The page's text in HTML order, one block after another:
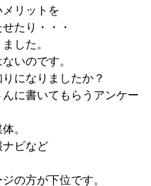
リットを
たり・・・
した。
いのです。
になりましたか？
に書いてもらうアンケー
。
ナビなど
の方が下位です。